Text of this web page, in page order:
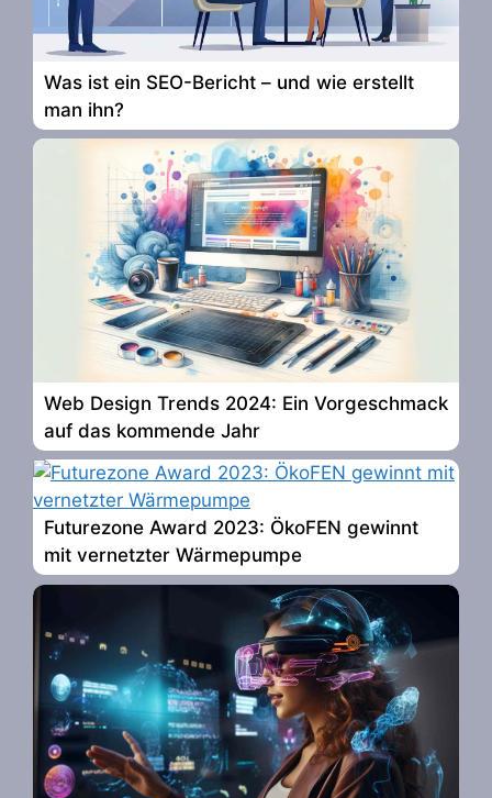
Was ist ein SEO-Bericht – und wie erstellt
man ihn?
Web Design Trends 2024: Ein Vorgeschmack
auf das kommende Jahr
Futurezone Award 2023: ÖkoFEN gewinnt
mit vernetzter Wärmepumpe